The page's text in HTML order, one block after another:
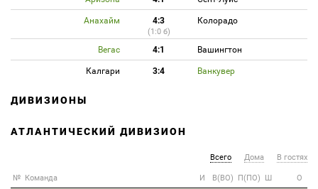
Анахайм 4:3 Колорадо
(1:0 б)
Вегас 4:1 Вашингтон
Калгари 3:4 Ванкувер
ДИВИЗИОНЫ
АТЛАНТИЧЕСКИЙ ДИВИЗИОН
Всего Дома В гостях
№ Команда И В(ВО) П(ПО) Ш О